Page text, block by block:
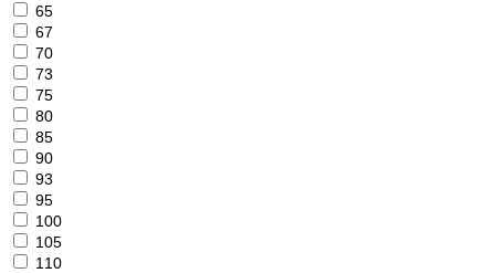
65
67
70
73
75
80
85
90
93
95
100
105
110